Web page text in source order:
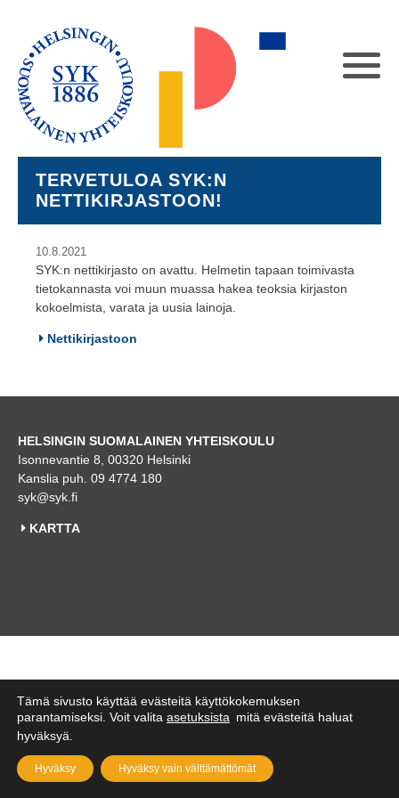
TERVETULOA SYK:N
NETTIKIRJASTOON!
10.8.2021
SYK:n nettikirjasto on avattu. Helmetin tapaan toimivasta
tietokannasta voi muun muassa hakea teoksia kirjaston
kokoelmista, varata ja uusia lainoja.
Nettikirjastoon
HELSINGIN SUOMALAINEN YHTEISKOULU
Isonnevantie 8, 00320 Helsinki
Kanslia puh. 09 4774 180
syk@syk.fi
KARTTA
Tämä sivusto käyttää evästeitä käyttökokemuksen
parantamiseksi. Voit valita asetuksista mitä evästeitä haluat
hyväksyä.
Hyväksy Hyväksy vain välttämättömät